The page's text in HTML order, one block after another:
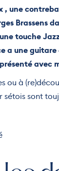
, une
Brassens
touche
a une guitare
avec
ou à
sétois sont